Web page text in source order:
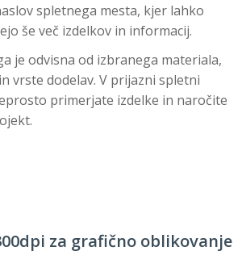
spletnega mesta, kjer lahko
še več izdelkov in informacij.
je odvisna od izbranega materiala,
vrste dodelav. V prijazni spletni
primerjate izdelke in naročite
za grafično oblikovanje